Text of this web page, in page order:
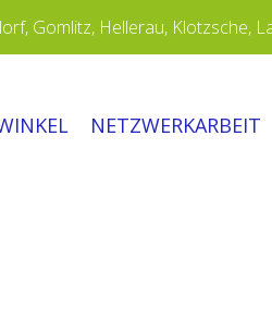
Gomlitz, Hellerau, Klotzsche,
NETZWERKARBEIT